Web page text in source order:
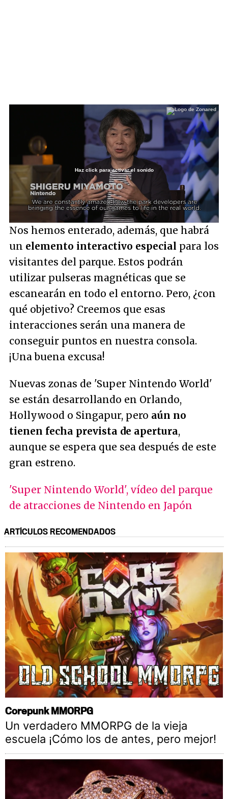
Unmute /
Loaded:
53.54%
Haz click para activar el sonido
Nos hemos enterado, además, que habrá
un elemento interactivo especial para los
visitantes del parque. Estos podrán
utilizar pulseras magnéticas que se
escanearán en todo el entorno. Pero, ¿con
qué objetivo? Creemos que esas
interacciones serán una manera de
conseguir puntos en nuestra consola.
¡Una buena excusa!
Nuevas zonas de 'Super Nintendo World'
se están desarrollando en Orlando,
Hollywood o Singapur, pero aún no
tienen fecha prevista de apertura,
aunque se espera que sea después de este
gran estreno.
'Super Nintendo World', vídeo del parque
de atracciones de Nintendo en Japón
ARTÍCULOS RECOMENDADOS
Corepunk MMORPG
Un verdadero MMORPG de la vieja
escuela ¡Cómo los de antes, pero mejor!